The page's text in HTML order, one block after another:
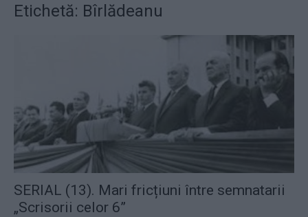
Etichetă: Bîrlădeanu
SERIAL (13). Mari fricțiuni între semnatarii
„Scrisorii celor 6”